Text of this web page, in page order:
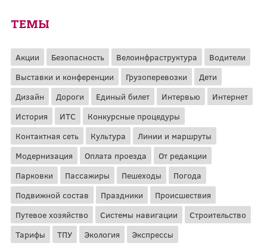
ТЕМЫ
Акции Безопасность Велоинфраструктура
Водители
Выставки и конференции
Грузоперевозки
Дети
Дизайн
Дороги Единый билет Интервью
Интернет
История
ИТС
Конкурсные процедуры
Контактная сеть
Культура
Линии и маршруты
Модернизация
Оплата проезда
От редакции
Парковки
Пассажиры Пешеходы
Погода
Подвижной состав
Праздники
Происшествия
Путевое хозяйство
Системы навигации
Строительство
Тарифы
ТПУ Экология Экспрессы